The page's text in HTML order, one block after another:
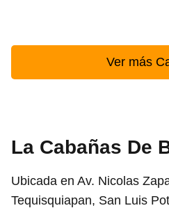
Ver más
La Cabañas De
Ubicada en Av. Nicolas
Tequisquiapan, San Luis